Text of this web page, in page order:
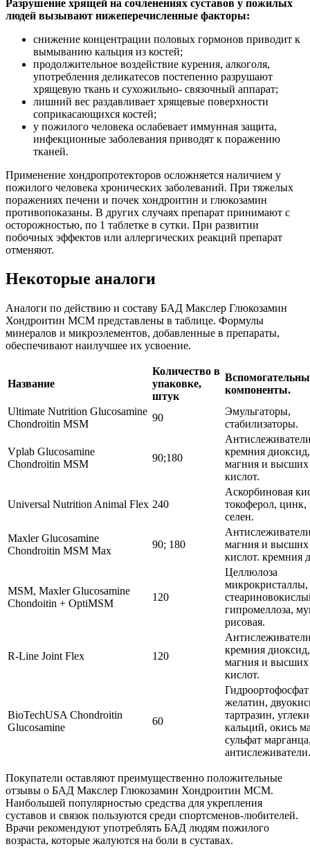
Разрушение хрящей на сочленениях суставов у пожилых
людей вызывают нижеперечисленные факторы:
снижение концентрации половых гормонов приводит к
вымыванию кальция из костей;
продолжительное воздействие курения, алкоголя,
употребления деликатесов постепенно разрушают
хрящевую ткань и сухожильно- связочный аппарат;
лишний вес раздавливает хрящевые поверхности
соприкасающихся костей;
у пожилого человека ослабевает иммунная защита,
инфекционные заболевания приводят к поражению
тканей.
Применение хондропротекторов осложняется наличием у
пожилого человека хронических заболеваний. При тяжелых
поражениях печени и почек хондроитин и глюкозамин
противопоказаны. В других случаях препарат принимают с
осторожностью, по 1 таблетке в сутки. При развитии
побочных эффектов или аллергических реакций препарат
отменяют.
Некоторые аналоги
Аналоги по действию и составу БАД Макслер Глюкозамин
Хондроитин МСМ представлены в таблице. Формулы
минералов и микроэлементов, добавленные в препараты,
обеспечивают наилучшее их усвоение.
Название
Количество в
упаковке,
штук
компоненты.
Ultimate Nutrition Glucosamine
Chondroitin MSM
90
Эмульгаторы,
стабилизаторы.
Vplab Glucosamine
Chondroitin MSM
90;180
кремния
магния и
кислот.
Universal Nutrition Animal Flex 240
Аскорбиновая
токоферол, цинк,
селен.
Maxler Glucosamine
Chondroitin MSM Max
90; 180
магния и
кислот. кремния
MSM, Maxler Glucosamine
Chondoitin + OptiMSM
120
Целлюлоза
гипромеллоза,
рисовая.
R-Line Joint Flex 120
кремния
магния и
кислот.
BioTechUSA Chondroitin
Glucosamine
60
желатин,
тартразин,
кальций, окись
сульфат
антислеживатели.
Покупатели оставляют преимущественно положительные
отзывы о БАД Макслер Глюкозамин Хондроитин МСМ.
Наибольшей популярностью средства для укрепления
суставов и связок пользуются среди спортсменов-любителей.
Врачи рекомендуют употреблять БАД людям пожилого
возраста, которые жалуются на боли в суставах.